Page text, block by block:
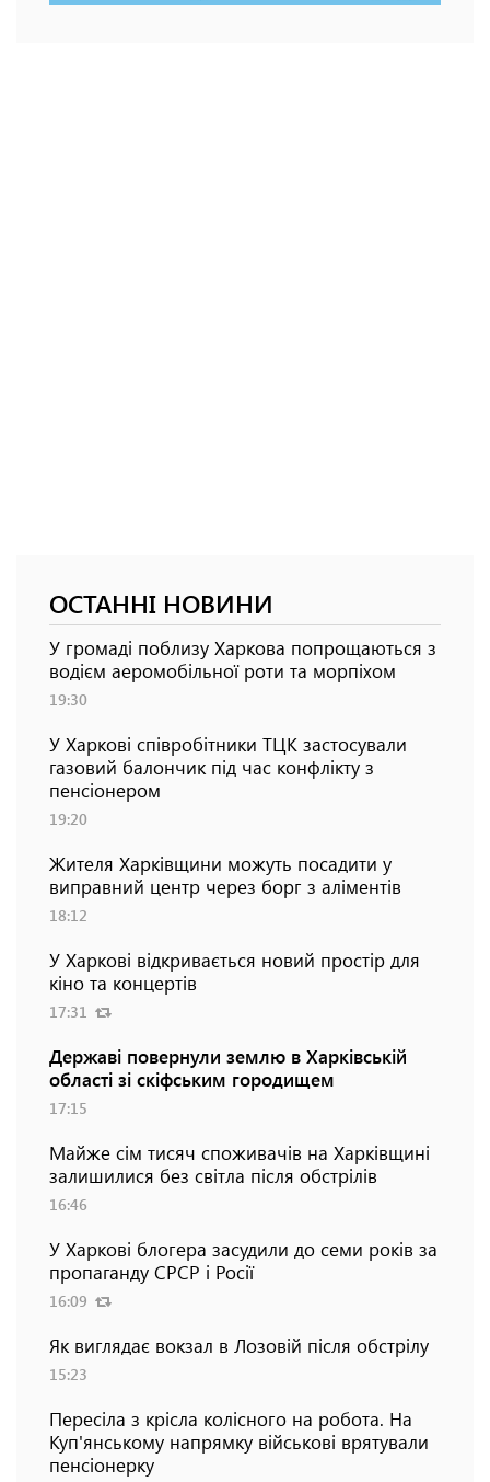
ОСТАННІ НОВИНИ
У громаді поблизу Харкова попрощаються з
водієм аеромобільної роти та морпіхом
19:30
У Харкові співробітники ТЦК застосували
газовий балончик під час конфлікту з
пенсіонером
19:20
Жителя Харківщини можуть посадити у
виправний центр через борг з аліментів
18:12
У Харкові відкривається новий простір для
кіно та концертів
17:31
Державі повернули землю в Харківській
області зі скіфським городищем
17:15
Майже сім тисяч споживачів на Харківщині
залишилися без світла після обстрілів
16:46
У Харкові блогера засудили до семи років за
пропаганду СРСР і Росії
16:09
Як виглядає вокзал в Лозовій після обстрілу
15:23
Пересіла з крісла колісного на робота. На
Куп'янському напрямку військові врятували
пенсіонерку